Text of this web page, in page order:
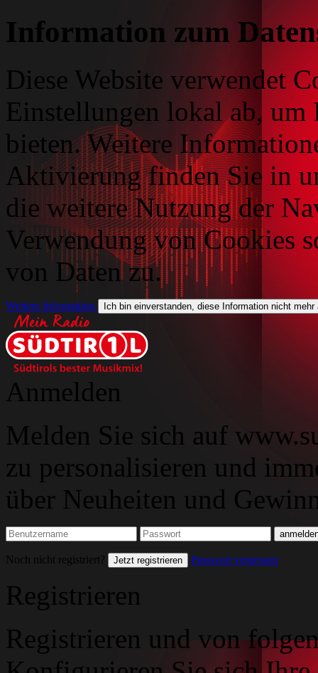
Information zum
Diese Website verwendet
Einstellungen lokal ab, um
bieten. Weitere
Aktivierung finden Sie in
die weitere Nutzung der
Verwendung von Cookies
von Daten zu.
Weitere Information Ich bin einverstanden, diese Information nicht mehr
Anmelden
Melden Sie sich auf
zu personalisieren und
über Neuheiten und
Noch nicht registriert? Jetzt registrieren Passwort vergessen
Registrieren
Registrieren und von